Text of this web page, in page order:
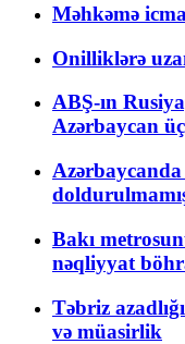
Məhkəmə
Onilliklərə
ABŞ-ın
Azərbaycan
Bakı
nəqliyyat
Təbriz
və müasirlik